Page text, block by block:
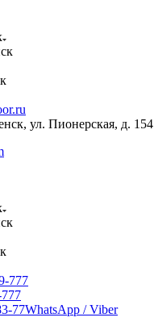
ул. Пионерская, д. 154
777
77WhatsApp / Viber